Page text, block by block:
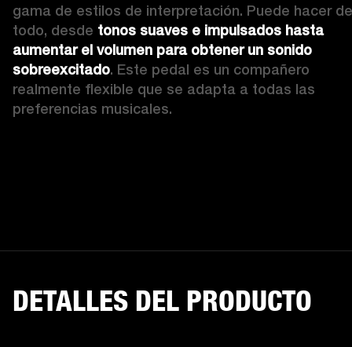
gama de estilos de interpretación. Puede hacer de
todo, desde tonos suaves e impulsados hasta
aumentar el volumen para obtener un sonido
sobreexcitado. Este pedal es un compañero
realmente flexible que se adapta a todas las
preferencias musicales.
DETALLES DEL PRODUCTO